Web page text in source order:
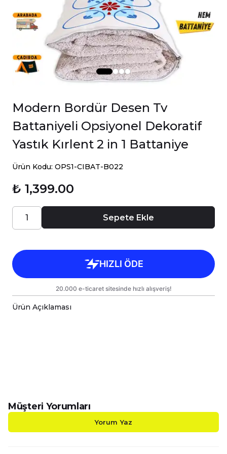
Modern Bordür Desen Tv
Battaniyeli Opsiyonel Dekoratif
Yastık Kırlent 2 in 1 Battaniye
Ürün Kodu: OPS1-CIBAT-B022
₺ 1,399.00
Sepete Ekle
Ürün Açıklaması
yaşam alanınıza estetik katan bu inovatif ürün,
üç kenarındaki fermuarlarıaçıldığında anında
110x170cm tek kişilik Wellsoft battaniye ve TV
battaniyesine dönüşür. Bu sayede, tek bir
Müşteri Yorumları
Yorum Yaz